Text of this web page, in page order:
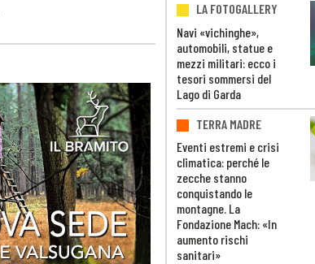
LA FOTOGALLERY
Navi «vichinghe»,
automobili, statue e
mezzi militari: ecco i
tesori sommersi del
Lago di Garda
TERRA MADRE
Eventi estremi e crisi
climatica: perché le
zecche stanno
conquistando le
montagne. La
Fondazione Mach: «In
aumento rischi
sanitari»